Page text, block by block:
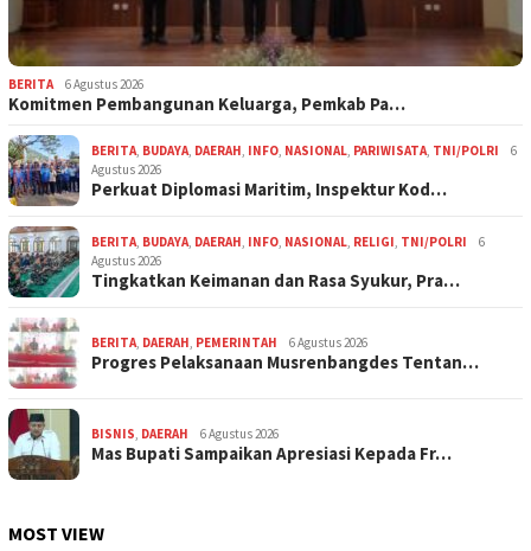
BERITA 6 Agustus 2026
Komitmen Pembangunan Keluarga, Pemkab Pa…
BERITA, BUDAYA, DAERAH, INFO, NASIONAL, PARIWISATA, TNI/POLRI
6
Agustus 2026
Perkuat Diplomasi Maritim, Inspektur Kod…
BERITA, BUDAYA, DAERAH, INFO, NASIONAL, RELIGI, TNI/POLRI
6
Agustus 2026
Tingkatkan Keimanan dan Rasa Syukur, Pra…
BERITA, DAERAH, PEMERINTAH 6 Agustus 2026
Progres Pelaksanaan Musrenbangdes Tentan…
BISNIS, DAERAH 6 Agustus 2026
Mas Bupati Sampaikan Apresiasi Kepada Fr…
MOST VIEW